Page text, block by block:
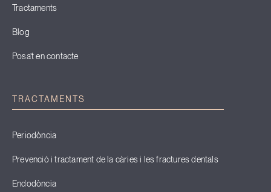
Tractaments
Blog
Posa’t en contacte
TRACTAMENTS
Periodòncia
Prevenció i tractament de la càries i les fractures dentals
Endodòncia